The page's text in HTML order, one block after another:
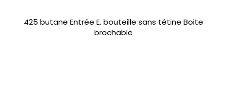
425 butane Entrée E. bouteille sans tétine Boite
brochable